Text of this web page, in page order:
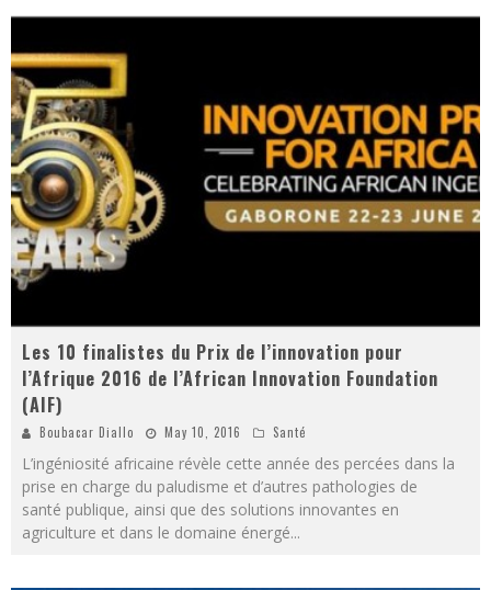
Les 10 finalistes du Prix de l’innovation pour
l’Afrique 2016 de l’African Innovation Foundation
(AIF)
Boubacar Diallo May 10, 2016 Santé
L’ingéniosité africaine révèle cette année des percées dans la
prise en charge du paludisme et d’autres pathologies de
santé publique, ainsi que des solutions innovantes en
agriculture et dans le domaine énergé...